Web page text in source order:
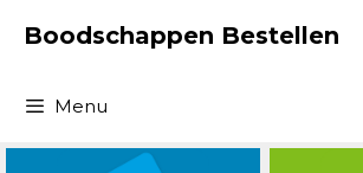
naarBoodschappen Bestellen
Menu